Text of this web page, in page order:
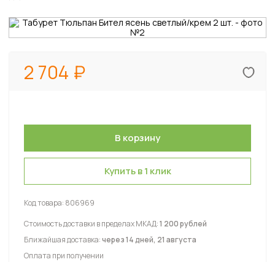
2 704
Купить в 1 клик
Код товара: 806969
Стоимость доставки в пределах МКАД:1 200 рублей
Ближайшая доставка:через 14 дней, 21 августа
Оплата при получении